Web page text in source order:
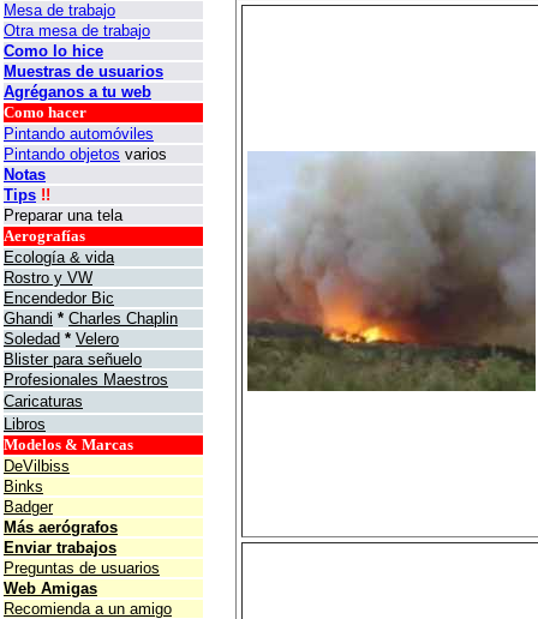
Mesa de trabajo
Otra mesa de trabajo
Como lo hice
Muestras de usuarios
Agréganos a tu web
Como hacer
Pintando automóviles
Pintando objetos varios
Notas
Tips !!
Preparar una tela
Aerografías
Ecología & vida
Rostro y VW
Encendedor Bic
Ghandi * Charles Chaplin
Soledad * Velero
Blister para señuelo
Profesionales Maestros
Caricaturas
Libros
Modelos & Marcas
DeVilbiss
Binks
Badger
Más aerógrafos
Enviar trabajos
Preguntas de usuarios
Web Amigas
Recomienda a un amigo